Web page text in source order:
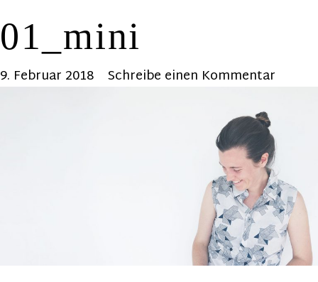
01_mini
9. Februar 2018 Schreibe einen Kommentar